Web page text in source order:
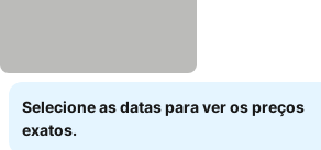
Selecione as datas para ver os preços
exatos.